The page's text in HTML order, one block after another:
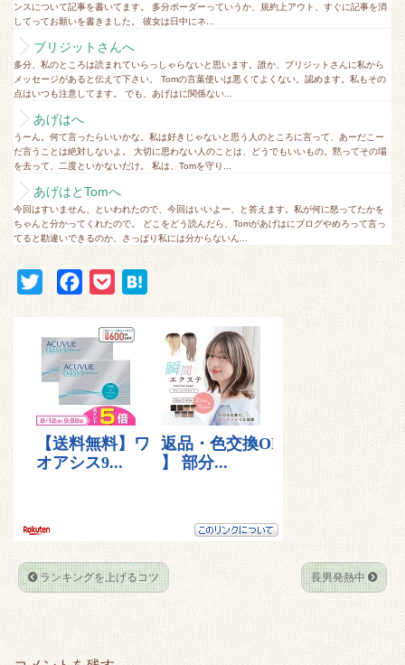
ンスについて記事を書いてます。 多分ボーダーっていうか、規約上アウト、すぐに記事を消
してってお願いを書きました。 彼女は日中にネ...
ブリジットさんへ
多分、私のところは読まれていらっしゃらないと思います。誰か、ブリジットさんに私から
メッセージがあると伝えて下さい。 Tomの言葉使いは悪くてよくない。認めます。私もその
点はいつも注意してます。 でも、あげはに関係ない...
あげはへ
うーん。何て言ったらいいかな。私は好きじゃないと思う人のところに言って、あーだこー
だ言うことは絶対しないよ。 大切に思わない人のことは、どうでもいいもの。黙ってその場
を去って、二度といかないだけ。 私は、Tomを守り...
あげはとTomへ
今回はすいません、といわれたので、今回はいいよー、と答えます。私が何に怒ってたかを
ちゃんと分かってくれたので。 どこをどう読んだら、Tomがあげはにブログやめろって言っ
てると勘違いできるのか、さっぱり私には分からないん...
t
t
r
e
o
o
k
c
k
e
t
ランキングを上げるコツ 長男発熱中